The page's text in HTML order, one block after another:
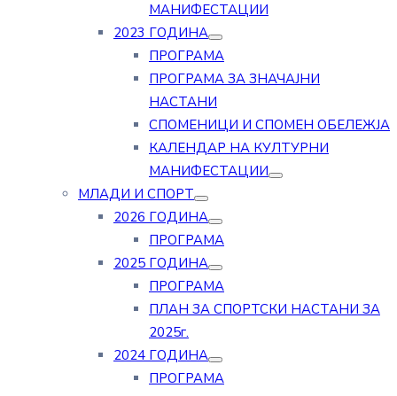
МАНИФЕСТАЦИИ
2023 ГОДИНА
ПРОГРАМА
ПРОГРАМА ЗА ЗНАЧАЈНИ
НАСТАНИ
СПОМЕНИЦИ И СПОМЕН ОБЕЛЕЖЈА
КАЛЕНДАР НА КУЛТУРНИ
МАНИФЕСТАЦИИ
МЛАДИ И СПОРТ
2026 ГОДИНА
ПРОГРАМА
2025 ГОДИНА
ПРОГРАМА
ПЛАН ЗА СПОРТСКИ НАСТАНИ ЗА
2025г.
2024 ГОДИНА
ПРОГРАМА